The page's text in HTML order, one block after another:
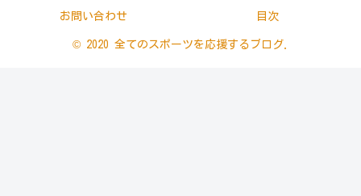
お問い合わせ 目次
© 2020 全てのスポーツを応援するブログ.